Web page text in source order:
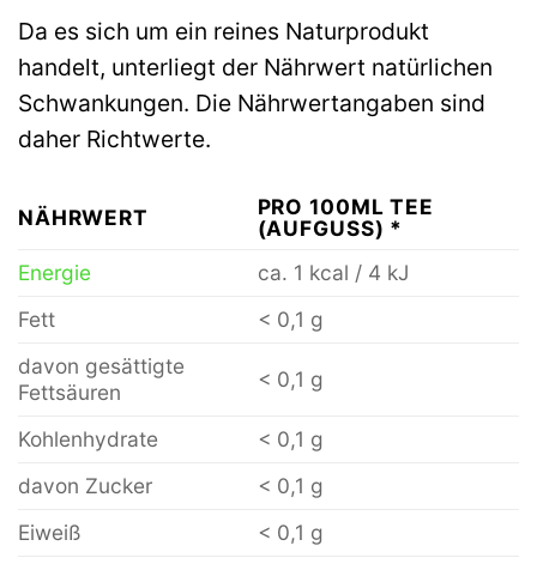
Da es sich um ein reines Naturprodukt
handelt, unterliegt der Nährwert natürlichen
Schwankungen. Die Nährwertangaben sind
daher Richtwerte.
NÄHRWERT
PRO 100ML TEE
(AUFGUSS) *
Energie
ca. 1 kcal / 4 kJ
Fett
< 0,1 g
davon gesättigte
Fettsäuren
< 0,1 g
Kohlenhydrate
< 0,1 g
davon Zucker
< 0,1 g
Eiweiß
< 0,1 g